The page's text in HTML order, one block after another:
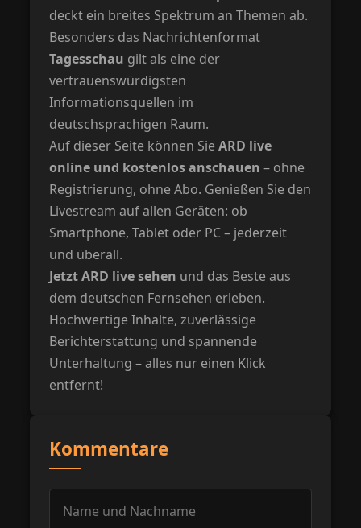
deckt ein breites Spektrum an Themen ab.
Besonders das Nachrichtenformat
Tagesschau gilt als eine der
vertrauenswürdigsten
Informationsquellen im
deutschsprachigen Raum.
Auf dieser Seite können SieARD live
online und kostenlos anschauen – ohne
Registrierung, ohne Abo. Genießen Sie den
Livestream auf allen Geräten: ob
Smartphone, Tablet oder PC – jederzeit
und überall.
Jetzt ARD live sehen und das Beste aus
dem deutschen Fernsehen erleben.
Hochwertige Inhalte, zuverlässige
Berichterstattung und spannende
Unterhaltung – alles nur einen Klick
entfernt!
Kommentare